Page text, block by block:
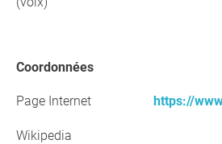
Coordonnées
Page Internet https://
Wikipedia